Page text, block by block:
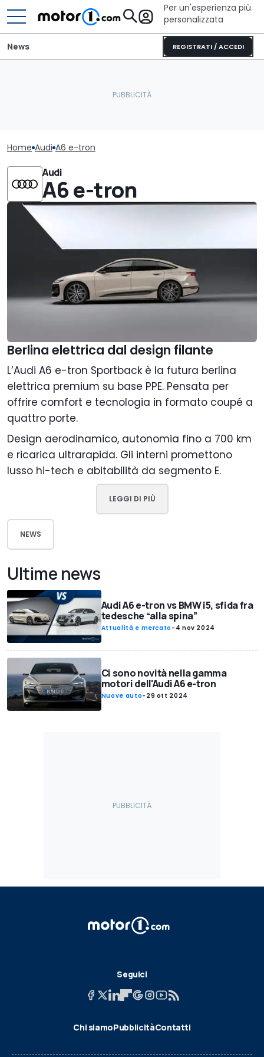
Per un'esperienza più
personalizzata
REGISTRATI / ACCEDI
News
Home Audi A6 e-tron
Audi
A6 e-tron
Berlina elettrica dal design filante
L’Audi A6 e-tron Sportback è la futura berlina
elettrica premium su base PPE. Pensata per
offrire comfort e tecnologia in formato coupé a
quattro porte.
Design aerodinamico, autonomia fino a 700 km
e ricarica ultrarapida. Gli interni promettono
lusso hi-tech e abitabilità da segmento E.
LEGGI DI PIÙ
NEWS
Ultime news
Audi A6 e-tron vs BMW i5, sfida fra
tedesche “alla spina”
Attualità e mercato - 4 nov 2024
Ci sono novità nella gamma
motori dell'Audi A6 e-tron
Nuove auto- 29 ott 2024
Seguici
Chi siamoPubblicitàContatti